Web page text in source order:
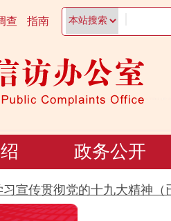
查 指南
政务公开
习宣传贯彻党的十九大精神（